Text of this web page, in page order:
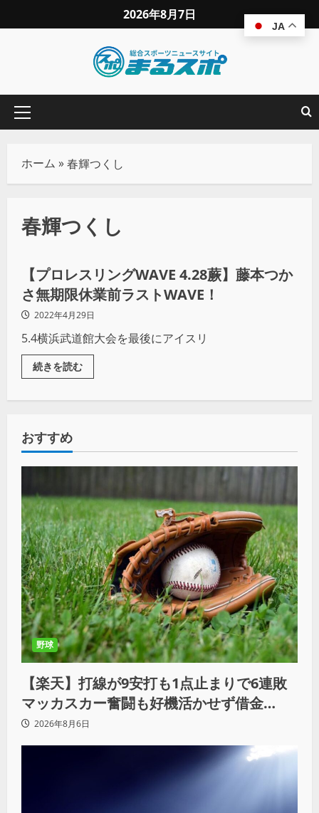
2026年8月7日
ホーム »春輝つくし
春輝つくし
プロレス
【プロレスリングWAVE 4.28蕨】藤本つか
さ無期限休業前ラストWAVE！
2022年4月29日
5.4横浜武道館大会を最後にアイスリ
続きを読む
おすすめ
野球
【楽天】打線が9安打も1点止まりで6連敗
マッカスカー奮闘も好機活かせず借金
「22」
2026年8月6日
JA